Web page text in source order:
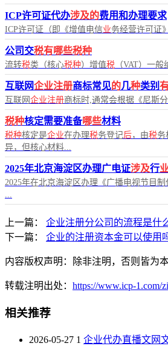
ICP许可证代办涉及的费用和办理要求
ICP许可证（即《增值电信业务经营许可证
公司交税有哪些税种
流转税类（核心税种）增值税 （VAT）一般
互联网企业注册商标常见的几种类别
互联网 企业注册商标时,通常会根据《尼斯
税种核定需要准备哪些材料
税种核定是企业在办理税务登记后，由税务
异，但核心材料...
2025年北京海淀区办理广电证涉及行
2025年在北京海淀区办理《广播电视节目
...
上一篇：
企业注册分公司的流程是什
下一篇：
企业的注册资本金可以使用
内容版权声明：除非注明，否则皆为
转载注明出处： https://www.icp-1.com/
相关推荐
2026-05-27 1 企业代办直播文网